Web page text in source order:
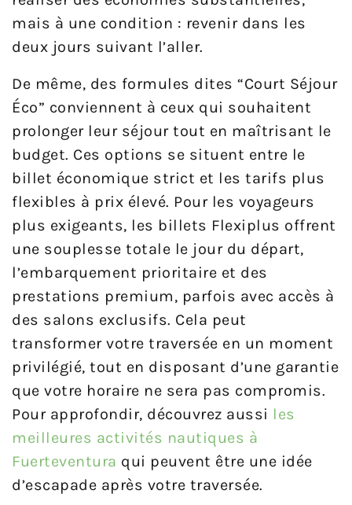
mais à une condition : revenir dans les
deux jours suivant l’aller.
De même, des formules dites “Court Séjour
Éco” conviennent à ceux qui souhaitent
prolonger leur séjour tout en maîtrisant le
budget. Ces options se situent entre le
billet économique strict et les tarifs plus
flexibles à prix élevé. Pour les voyageurs
plus exigeants, les billets Flexiplus offrent
une souplesse totale le jour du départ,
l’embarquement prioritaire et des
prestations premium, parfois avec accès à
des salons exclusifs. Cela peut
transformer votre traversée en un moment
privilégié, tout en disposant d’une garantie
que votre horaire ne sera pas compromis.
Pour approfondir, découvrez aussi les
meilleures activités nautiques à
Fuerteventura qui peuvent être une idée
d’escapade après votre traversée.